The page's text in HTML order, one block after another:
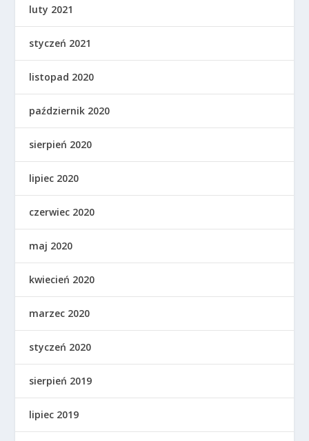
luty 2021
styczeń 2021
listopad 2020
październik 2020
sierpień 2020
lipiec 2020
czerwiec 2020
maj 2020
kwiecień 2020
marzec 2020
styczeń 2020
sierpień 2019
lipiec 2019